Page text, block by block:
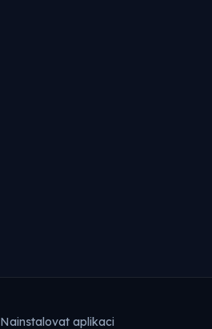
Nainstalovat aplikaci